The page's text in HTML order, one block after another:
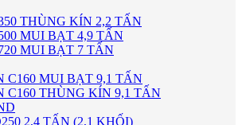
THÙNG KÍN 2,2 TẤN
MUI BẠT 4,9 TẤN
MUI BẠT 7 TẤN
C160 MUI BẠT 9,1 TẤN
C160 THÙNG KÍN 9,1 TẤN
2,4 TẤN (2,1 KHỐI)